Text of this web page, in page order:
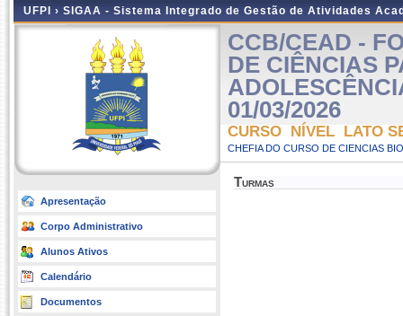
UFPI › SIGAA - Sistema Integrado de Gestão de Atividades
Apresentação
Corpo Administrativo
Alunos Ativos
Calendário
Documentos
CCB/CEAD -
DE CIÊNCIAS
01/03/2026
CURSO NÍVEL LATO
CHEFIA DO CURSO DE CIENCIAS
Turmas